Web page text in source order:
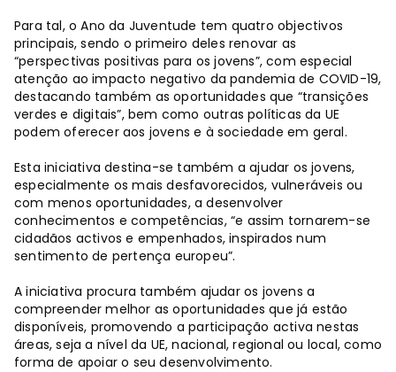
Para tal, o Ano da Juventude tem quatro objectivos
principais, sendo o primeiro deles renovar as
“perspectivas positivas para os jovens”, com especial
atenção ao impacto negativo da pandemia de COVID-19,
destacando também as oportunidades que “transições
verdes e digitais”, bem como outras políticas da UE
podem oferecer aos jovens e à sociedade em geral.
Esta iniciativa destina-se também a ajudar os jovens,
especialmente os mais desfavorecidos, vulneráveis ​​ou
com menos oportunidades, a desenvolver
conhecimentos e competências, “e assim tornarem-se
cidadãos activos e empenhados, inspirados num
sentimento de pertença europeu”.
A iniciativa procura também ajudar os jovens a
compreender melhor as oportunidades que já estão
disponíveis, promovendo a participação activa nestas
áreas, seja a nível da UE, nacional, regional ou local, como
forma de apoiar o seu desenvolvimento.